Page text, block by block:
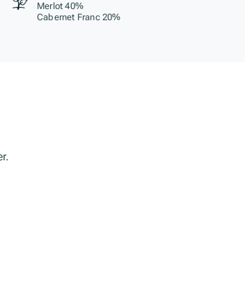
Merlot 40%
Cabernet Franc 20%